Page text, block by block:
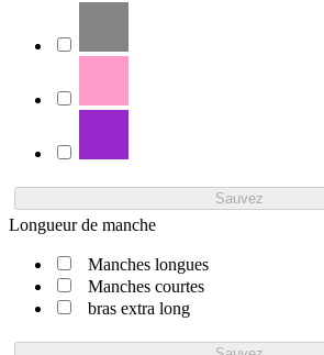
Sauvez
Longueur de manche
Manches longues
Manches courtes
bras extra long